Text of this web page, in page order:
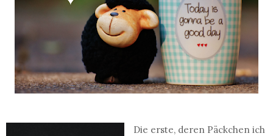
Die erste, deren Päckchen ich